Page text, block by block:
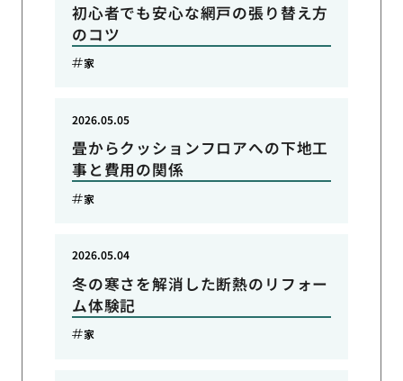
初心者でも安心な網戸の張り替え方
のコツ
家
畳からクッションフロアへの下地工
事と費用の関係
2026.05.05
家
冬の寒さを解消した断熱のリフォー
ム体験記
2026.05.04
家